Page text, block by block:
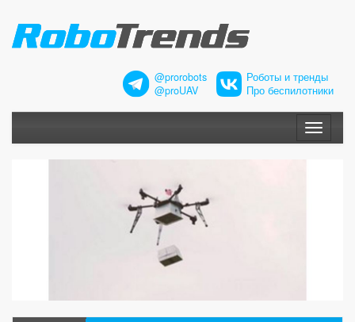
@prorobots
@proUAV
Роботы и тренды
Про беспилотники
Меню